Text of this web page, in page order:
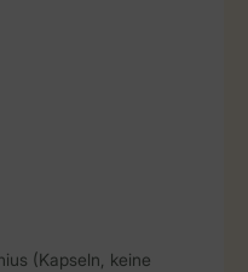
(Kapseln, keine